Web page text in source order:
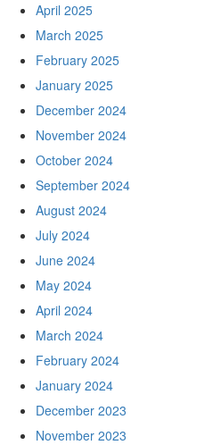
April 2025
March 2025
February 2025
January 2025
December 2024
November 2024
October 2024
September 2024
August 2024
July 2024
June 2024
May 2024
April 2024
March 2024
February 2024
January 2024
December 2023
November 2023